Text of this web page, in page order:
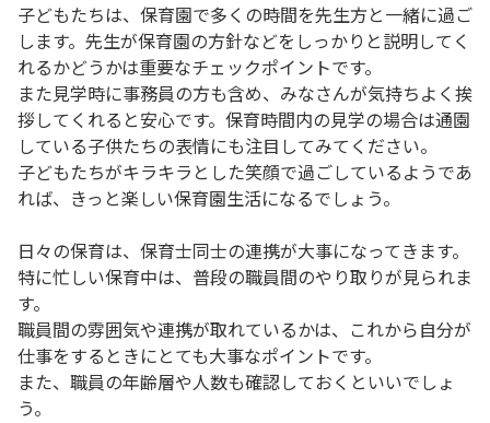
子どもたちは、保育園で多くの時間を先生方と一緒に過ご
します。先生が保育園の方針などをしっかりと説明してく
れるかどうかは重要なチェックポイントです。
また見学時に事務員の方も含め、みなさんが気持ちよく挨
拶してくれると安心です。保育時間内の見学の場合は通園
している子供たちの表情にも注目してみてください。
子どもたちがキラキラとした笑顔で過ごしているようであ
れば、きっと楽しい保育園生活になるでしょう。
日々の保育は、保育士同士の連携が大事になってきます。
特に忙しい保育中は、普段の職員間のやり取りが見られま
す。
職員間の雰囲気や連携が取れているかは、これから自分が
仕事をするときにとても大事なポイントです。
また、職員の年齢層や人数も確認しておくといいでしょ
う。